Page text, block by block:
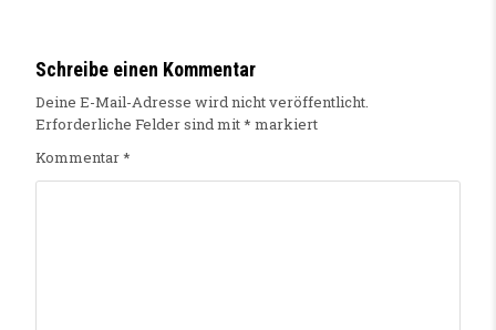
Schreibe einen Kommentar
Deine E-Mail-Adresse wird nicht veröffentlicht.
Erforderliche Felder sind mit* markiert
Kommentar*